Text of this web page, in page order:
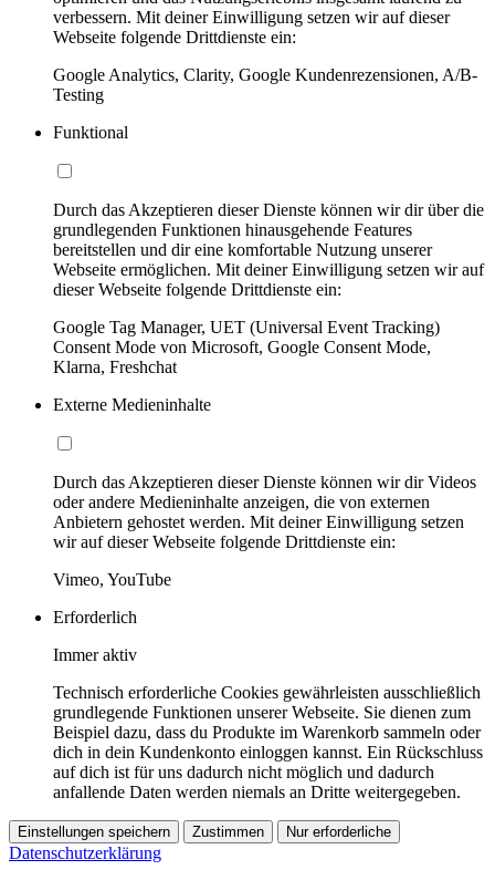
verbessern. Mit deiner Einwilligung setzen wir auf dieser
Webseite folgende Drittdienste ein:
Google Analytics, Clarity, Google Kundenrezensionen, A/B-
Testing
Funktional
Durch das Akzeptieren dieser Dienste können wir dir über die
grundlegenden Funktionen hinausgehende Features
bereitstellen und dir eine komfortable Nutzung unserer
Webseite ermöglichen. Mit deiner Einwilligung setzen wir auf
dieser Webseite folgende Drittdienste ein:
Google Tag Manager, UET (Universal Event Tracking)
Consent Mode von Microsoft, Google Consent Mode,
Klarna, Freshchat
Externe Medieninhalte
Durch das Akzeptieren dieser Dienste können wir dir Videos
oder andere Medieninhalte anzeigen, die von externen
Anbietern gehostet werden. Mit deiner Einwilligung setzen
wir auf dieser Webseite folgende Drittdienste ein:
Vimeo, YouTube
Erforderlich
Immer aktiv
Technisch erforderliche Cookies gewährleisten ausschließlich
grundlegende Funktionen unserer Webseite. Sie dienen zum
Beispiel dazu, dass du Produkte im Warenkorb sammeln oder
dich in dein Kundenkonto einloggen kannst. Ein Rückschluss
auf dich ist für uns dadurch nicht möglich und dadurch
anfallende Daten werden niemals an Dritte weitergegeben.
Einstellungen speichern Zustimmen Nur erforderliche
Datenschutzerklärung